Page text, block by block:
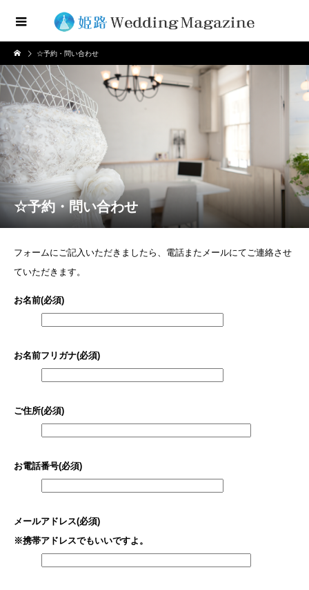
☆予約・問い合わせ
☆予約・問い合わせ
フォームにご記入いただきましたら、電話またメールにてご連絡させ
ていただきます。
お名前(必須)
お名前フリガナ(必須)
ご住所(必須)
お電話番号(必須)
メールアドレス(必須)
※携帯アドレスでもいいですよ。